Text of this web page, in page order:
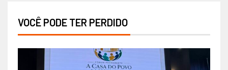
VOCÊ PODE TER PERDIDO